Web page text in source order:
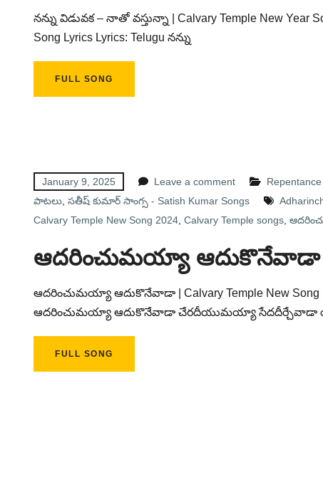
నన్ను విడువక – నాతో వస్తున్నా | Calvary Temple New Year
Song Lyrics Lyrics: Telugu నన్ను
FULL SONG
January 9, 2025 Leave a comment
పాటలు సతీష్ కుమార్ సాంగ్స - Satish Kumar Songs
Calvary Temple New Song 2024 Calvary Temple songs
ఆదరించుమయ్యా ఆదుకొనేవాడా
ఆదరించుమయ్యా ఆదుకొనేవాడా | Calvary Temple New Song
ఆదరించుమయ్యా ఆదుకొనేవాడా చేరదీయుమయ్యా
FULL SONG